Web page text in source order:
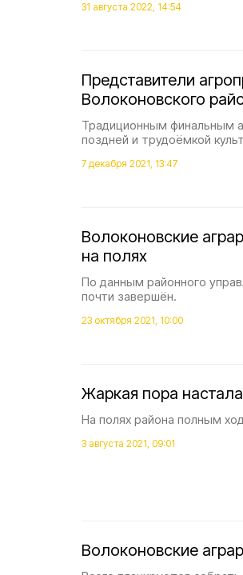
31 августа 2022, 14:54
Представители
Волоконовского
Традиционным финальным
поздней и трудоёмкой
7 декабря 2021, 13:47
Волоконовские
на полях
По данным районного
почти завершён.
23 октября 2021, 10:00
Жаркая пора
На полях района полным
3 августа 2021, 09:01
Волоконовские